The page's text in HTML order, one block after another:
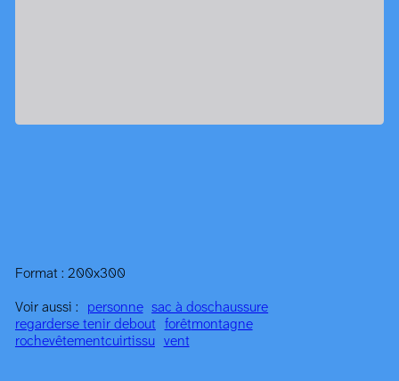
Format : 200x300
Voir aussi : personne sac à doschaussure
regarderse tenir debout forêtmontagne
rochevêtementcuirtissu vent